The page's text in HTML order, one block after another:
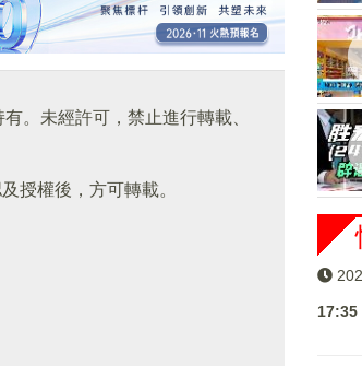
。未經許可，禁止進行轉載、
授權後，方可轉載。
17:35